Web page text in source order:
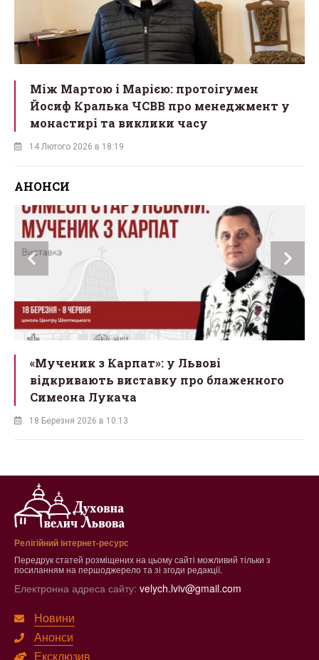
Між Мартою і Марією: протоігумен
Йосиф Кралька ЧСВВ про менеджмент у
монастирі та виклики часу
14 Лютого 2026 в 18:19
АНОНСИ
«Мученик з Карпат»: у Львові
відкривають виставку про блаженного
Симеона Лукача
18 Березня 2026 в 10:13
Релігійний інтернет-ресурс
Передрук статей розміщених на цьому сайті можливий тільки з
посиланням на першоджерело та зі згоди редакції.
Електронна адреса сайту: velych.lviv@gmail.com
Новини
Анонси
Ексклюзив